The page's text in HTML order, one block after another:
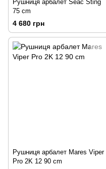
Рушниця арбалет Seac Sting
75 сm
4 680 грн
Рушниця арбалет Mares Viper
Pro 2K 12 90 сm